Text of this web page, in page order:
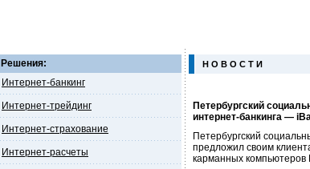
Решения:
Интернет-банкинг
Интернет-трейдинг
Интернет-страхование
Интернет-расчеты
Н О В О С Т И
Петербургский
интернет-банкинга —
Петербургский
предложил своим
карманных компьютеров